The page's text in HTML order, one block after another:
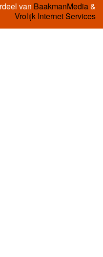
van BaakmanMedia&
Vrolijk Internet Services